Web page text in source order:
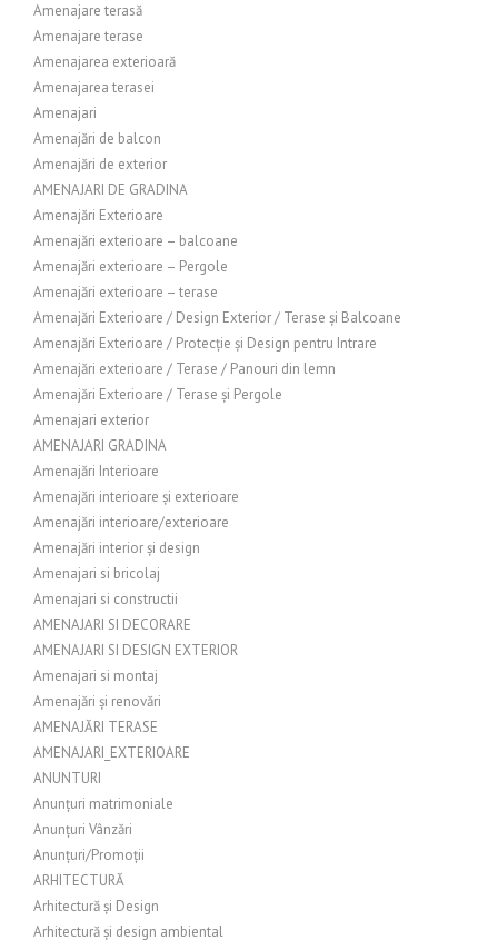
Amenajare terasă
Amenajare terase
Amenajarea exterioară
Amenajarea terasei
Amenajari
Amenajări de balcon
Amenajări de exterior
AMENAJARI DE GRADINA
Amenajări Exterioare
Amenajări exterioare – balcoane
Amenajări exterioare – Pergole
Amenajări exterioare – terase
Amenajări Exterioare / Design Exterior / Terase și Balcoane
Amenajări Exterioare / Protecție și Design pentru Intrare
Amenajări exterioare / Terase / Panouri din lemn
Amenajări Exterioare / Terase și Pergole
Amenajari exterior
AMENAJARI GRADINA
Amenajări Interioare
Amenajări interioare și exterioare
Amenajări interioare/exterioare
Amenajări interior și design
Amenajari si bricolaj
Amenajari si constructii
AMENAJARI SI DECORARE
AMENAJARI SI DESIGN EXTERIOR
Amenajari si montaj
Amenajări și renovări
AMENAJĂRI TERASE
AMENAJARI_EXTERIOARE
ANUNTURI
Anunțuri matrimoniale
Anunțuri Vânzări
Anunțuri/Promoții
ARHITECTURĂ
Arhitectură și Design
Arhitectură și design ambiental